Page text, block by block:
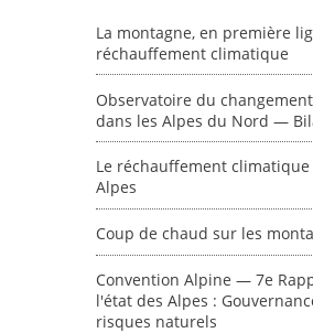
La montagne, en première
réchauffement climatique
Observatoire du
dans les Alpes du Nord —
Le réchauffement climatique
Alpes
Coup de chaud sur les
Convention Alpine — 7e
l'état des Alpes :
risques naturels